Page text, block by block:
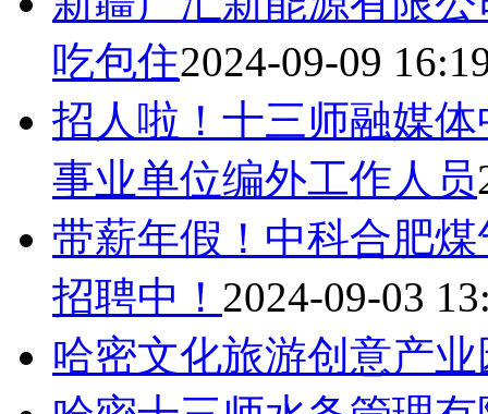
吃包住2024-09-09
招人啦！十三师融媒
事业单位编外工作人员
带薪年假！中科合肥
招聘中！ 2024-09-03
哈密文化旅游创意产